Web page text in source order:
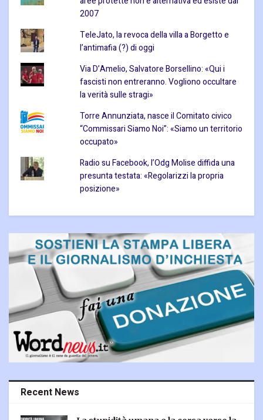
2007
TeleJato, la revoca della villa a Borgetto e
l’antimafia (?) di oggi
Via D’Amelio, Salvatore Borsellino: «Qui i
fascisti non entreranno. Vogliono occultare
la verità sulle stragi»
Torre Annunziata, nasce il Comitato civico
“Commissari Siamo Noi”: «Siamo un territorio
occupato»
Radio su Facebook, l’Odg Molise diffida una
presunta testata: «Regolarizzi la propria
posizione»
Recent News